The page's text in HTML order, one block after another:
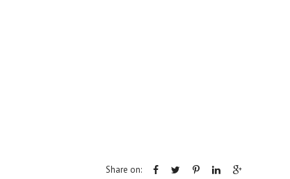
Share on: